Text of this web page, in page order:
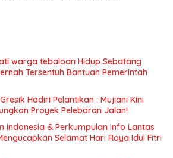
warga tebaloan Hidup Sebatang
Tersentuh Bantuan Pemerintah
Hadiri Pelantikan : Mujiani Kini
Proyek Pelebaran Jalan!
Indonesia & Perkumpulan Info Lantas
Selamat Hari Raya Idul Fitri